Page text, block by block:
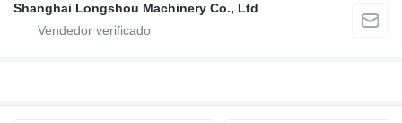
Shanghai Longshou Machinery Co., Ltd